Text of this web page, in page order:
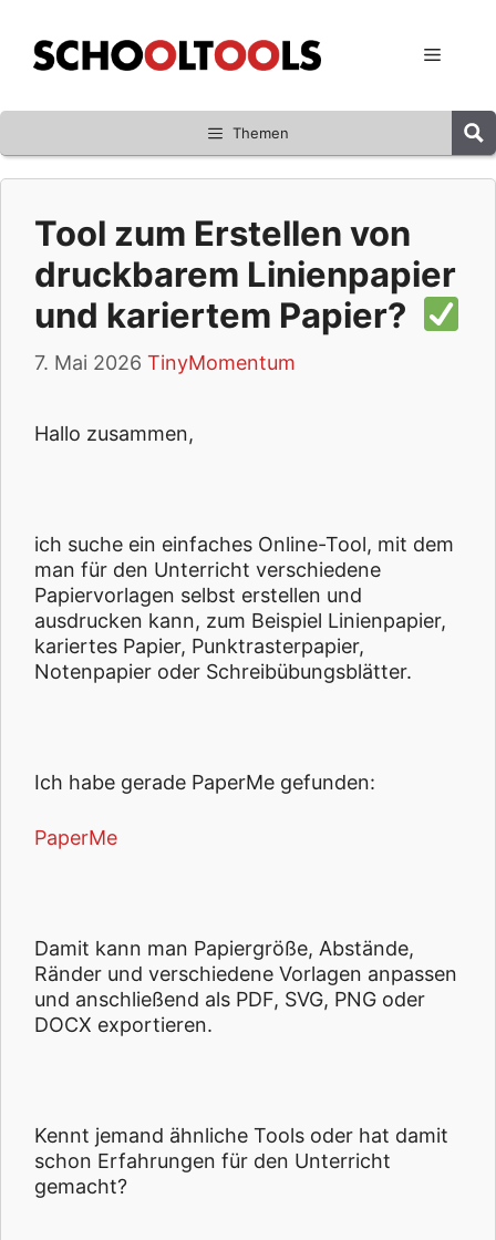
Inhalt
springen
Menü
Themen
Tool zum Erstellen von
druckbarem Linienpapier
und kariertem Papier?
7. Mai 2026 TinyMomentum
Hallo zusammen,
ich suche ein einfaches Online-Tool, mit dem
man für den Unterricht verschiedene
Papiervorlagen selbst erstellen und
ausdrucken kann, zum Beispiel Linienpapier,
kariertes Papier, Punktrasterpapier,
Notenpapier oder Schreibübungsblätter.
Ich habe gerade PaperMe gefunden:
PaperMe
Damit kann man Papiergröße, Abstände,
Ränder und verschiedene Vorlagen anpassen
und anschließend als PDF, SVG, PNG oder
DOCX exportieren.
Kennt jemand ähnliche Tools oder hat damit
schon Erfahrungen für den Unterricht
gemacht?